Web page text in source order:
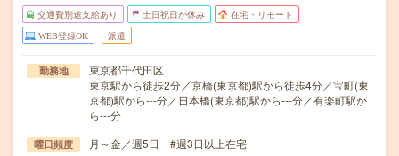
交通費別途支給あり 土日祝日が休み 在宅・リモート
WEB登録OK 派遣
勤務地
東京都千代田区
東京駅から徒歩2分／京橋(東京都)駅から徒歩4分／宝町(東
京都)駅から---分／日本橋(東京都)駅から---分／有楽町駅か
ら---分
曜日頻度 月～金／週5日 #週3日以上在宅